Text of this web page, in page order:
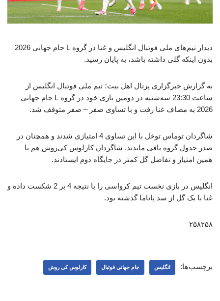
دیدار تیم‌های ملی فوتبال انگلیس و غنا در گروه L جام جهانی 2026
بدون اینکه گلی داشته باشد، به پایان رسید.
به گزارش خبرگزاری پرتال اهل بیت؛ تیم ملی فوتبال انگلیس از
ساعت 23:30 سه‌شنبه در دومین بازی خود در گروه L جام جهانی
2026 به مصاف غنا رفت و با تساوی صفر – صفر متوقف شد.
شاگردان توماس توخل با این تساوی 4 امتیازی شدند و همچنان در
صدر جدول گروه باقی ماندند. شاگردان کارلوس کی‌روش هم با
همین امتیاز و تفاضل گل کمتر در جایگاه دوم ایستادند.
انگلیس در بازی نخست تیم کرواسی را با نتیجه 4 بر 2 شکست داده و
غنا با یک گل از سد پاناما گذشته بود.
۲۵۸۲۵۸
برچسب‌ها: انگلیس جام جهانی فوتبال کارلوس کی روش